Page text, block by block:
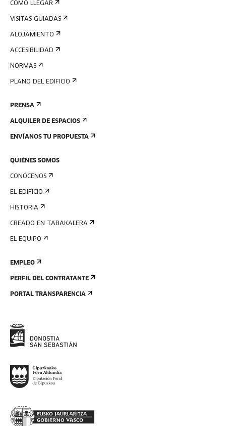
CÓMO LLEGAR
VISITAS GUIADAS
ALOJAMIENTO
ACCESIBILIDAD
NORMAS
PLANO DEL EDIFICIO
PRENSA
ALQUILER DE ESPACIOS
ENVÍANOS TU PROPUESTA
QUIÉNES SOMOS
CONÓCENOS
EL EDIFICIO
HISTORIA
CREADO EN TABAKALERA
EL EQUIPO
EMPLEO
PERFIL DEL CONTRATANTE
PORTAL TRANSPARENCIA